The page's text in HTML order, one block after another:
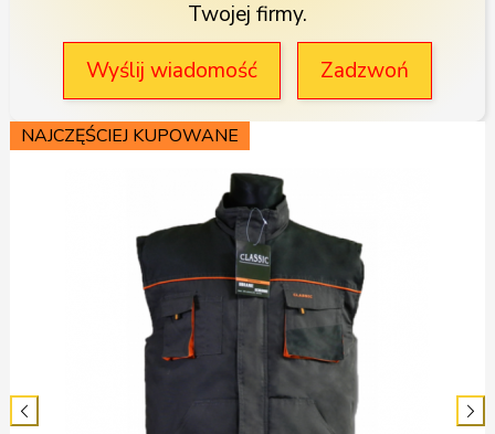
Twojej firmy.
Wyślij wiadomość
Zadzwoń

NAJCZĘŚCIEJ KUPOWANE
